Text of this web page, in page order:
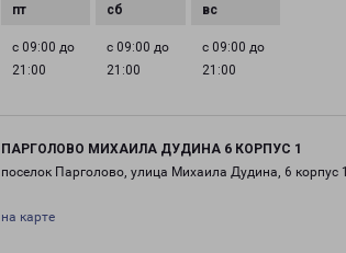
с 09:00 до
21:00
с 09:00 до
21:00
с 09:00 до
21:00
ПАРГОЛОВО МИХАИЛА ДУДИНА 6 КОРПУС 1
поселок Парголово, улица Михаила Дудина, 6 корпус 1
на карте